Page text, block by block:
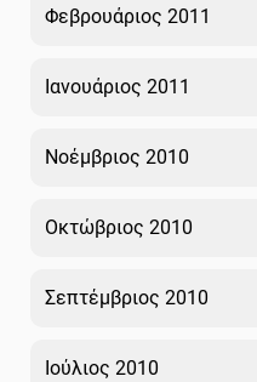
Φεβρουάριος 2011
Ιανουάριος 2011
Νοέμβριος 2010
Οκτώβριος 2010
Σεπτέμβριος 2010
Ιούλιος 2010